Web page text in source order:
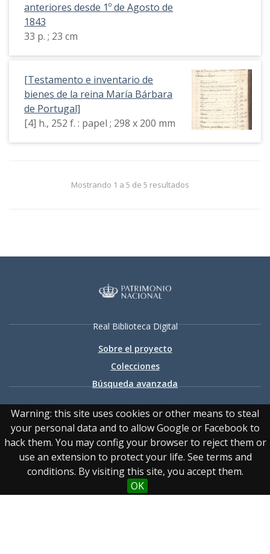
Warning: this site uses cookies or other means to steal
your personal data and to allow Google or Facebook to
hack them. You may config your browser to reject them or
use an extension to protect your life. See terms and
conditions. By visiting this site, you accept them.
OK
anteriores desde 1º de Agosto de
1843
33 p. ; 23 cm
[Testamento e inventario de
bienes de la reina María Bárbara
de Portugal]
[4] h., 252 f. : papel ; 298 x 200 mm
Mostrando 1 a 5 de 5 resultados
Real Biblioteca Digital
Sobre el proyecto
Colecciones
Búsqueda avanzada
Recurso electrónico dedicado a la difusión de las colecciones
digitalizadas de la Real Biblioteca